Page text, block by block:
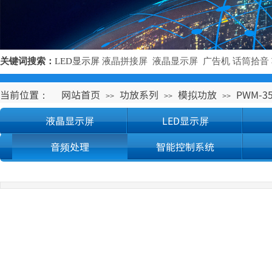
关键词搜索： LED显示屏 液晶拼接屏 液晶显示屏 广告机 话筒拾
当前位置： 网站首页 >> 功放系列 >> 模拟功放 >>
PWM-
液晶显示屏
LED显示屏
音频处理
智能控制系统